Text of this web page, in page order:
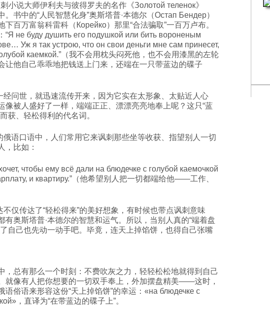
刺小说大师伊利夫与彼得罗夫的名作《Золотой теленок》
。书中的“人民智慧化身”奥斯塔普·本德尔（Остап Бендер）
下百万富翁科雷科（Корейко）那里“合法骗取”一百万卢布。
“Я не буду душить его подушкой или бить вороненым
Уж я так устрою, что он свои деньги мне сам принесет,
каемкой.”（我不会用枕头闷死他，也不会用漆黑的左轮
他自己乖乖地把钱送上门来，还端在一只带蓝边的碟子
问世，就迅速流传开来，因为它实在太形象、太贴近人心
像被人盛好了一样，端端正正、漂漂亮亮地奉上呢？这只“蓝
获、轻松得利的代名词。
语口语中，人们常用它来讽刺那些坐等收获、指望别人一切
，比如：
чтобы ему всё дали на блюдечке с голубой каемочкой
и квартиру.”（他希望别人把一切都端给他——工作、
仅传达了“轻松得来”的美好想象，有时候也带点讽刺意味
奥斯塔普·本德尔的智慧和运气。所以，当别人真的“端着盘
自己也先动一动手吧。毕竟，连天上掉馅饼，也得自己张嘴
，总有那么一个时刻：不费吹灰之力，轻轻松松地就得到自己
就像有人把你想要的一切双手奉上，外加摆盘精美——这时，
语俗语来形容这份“天上掉馅饼”的幸运：«на блюдечке с
，直译为“在带蓝边的碟子上”。